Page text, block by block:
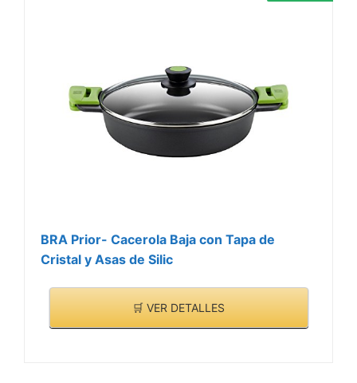
BRA Prior- Cacerola Baja con Tapa de
Cristal y Asas de Silic
🛒 VER DETALLES